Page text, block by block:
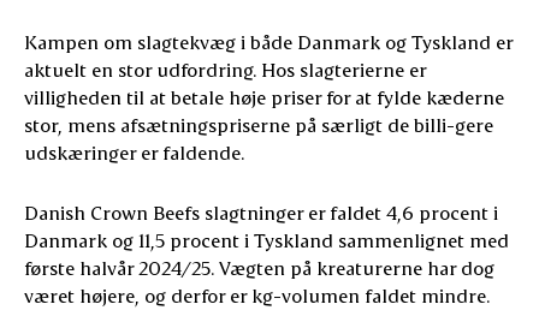
Kampen om slagtekvæg i både Danmark og Tyskland er
aktuelt en stor udfordring. Hos slagterierne er
villigheden til at betale høje priser for at fylde kæderne
stor, mens afsætningspriserne på særligt de billi-gere
udskæringer er faldende.
Danish Crown Beefs slagtninger er faldet 4,6 procent i
Danmark og 11,5 procent i Tyskland sammenlignet med
første halvår 2024/25. Vægten på kreaturerne har dog
været højere, og derfor er kg-volumen faldet mindre.